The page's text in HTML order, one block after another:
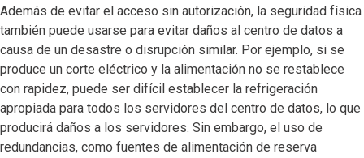
Además de evitar el acceso sin autorización, la seguridad física
también puede usarse para evitar daños al centro de datos a
causa de un desastre o disrupción similar. Por ejemplo, si se
produce un corte eléctrico y la alimentación no se restablece
con rapidez, puede ser difícil establecer la refrigeración
apropiada para todos los servidores del centro de datos, lo que
producirá daños a los servidores. Sin embargo, el uso de
redundancias, como fuentes de alimentación de reserva